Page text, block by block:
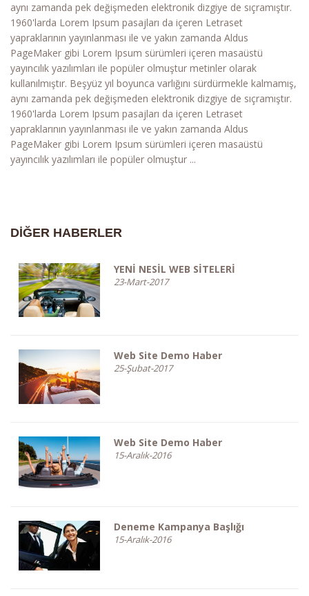
aynı zamanda pek değişmeden elektronik dizgiye de sıçramıştır.
1960'larda Lorem Ipsum pasajları da içeren Letraset
yapraklarının yayınlanması ile ve yakın zamanda Aldus
PageMaker gibi Lorem Ipsum sürümleri içeren masaüstü
yayıncılık yazılımları ile popüler olmuştur metinler olarak
kullanılmıştır. Beşyüz yıl boyunca varlığını sürdürmekle kalmamış,
aynı zamanda pek değişmeden elektronik dizgiye de sıçramıştır.
1960'larda Lorem Ipsum pasajları da içeren Letraset
yapraklarının yayınlanması ile ve yakın zamanda Aldus
PageMaker gibi Lorem Ipsum sürümleri içeren masaüstü
yayıncılık yazılımları ile popüler olmuştur ...
DIĞER HABERLER
YENİ NESİL WEB SİTELERİ
23-Mart-2017
Web Site Demo Haber
25-Şubat-2017
Web Site Demo Haber
15-Aralık-2016
Deneme Kampanya Başlığı
15-Aralık-2016